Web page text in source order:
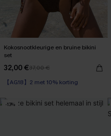
Kokosnootkleurige en bruine bikini
set
32,00 €37,00 €
【AG18】2 met 10% korting
-13%